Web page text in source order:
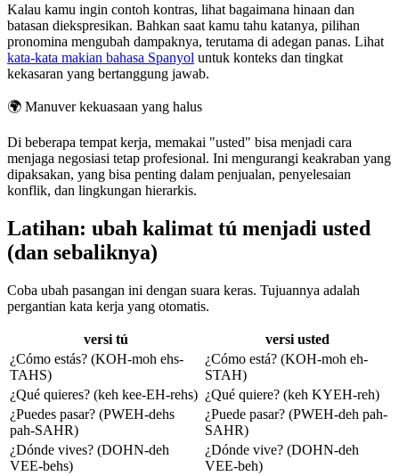
Kalau kamu ingin contoh kontras, lihat bagaimana hinaan dan
batasan diekspresikan. Bahkan saat kamu tahu katanya, pilihan
pronomina mengubah dampaknya, terutama di adegan panas. Lihat
kata-kata makian bahasa Spanyol untuk konteks dan tingkat
kekasaran yang bertanggung jawab.
🌍 Manuver kekuasaan yang halus
Di beberapa tempat kerja, memakai "usted" bisa menjadi cara
menjaga negosiasi tetap profesional. Ini mengurangi keakraban yang
dipaksakan, yang bisa penting dalam penjualan, penyelesaian
konflik, dan lingkungan hierarkis.
Latihan: ubah kalimat tú menjadi usted
(dan sebaliknya)
Coba ubah pasangan ini dengan suara keras. Tujuannya adalah
pergantian kata kerja yang otomatis.
versi tú
versi usted
¿Cómo estás? (KOH-moh ehs-
TAHS)
¿Cómo está? (KOH-moh eh-
STAH)
¿Qué quieres? (keh kee-EH-rehs) ¿Qué quiere? (keh KYEH-reh)
¿Puedes pasar? (PWEH-dehs
pah-SAHR)
¿Puede pasar? (PWEH-deh pah-
SAHR)
¿Dónde vives? (DOHN-deh
VEE-behs)
¿Dónde vive? (DOHN-deh
VEE-beh)